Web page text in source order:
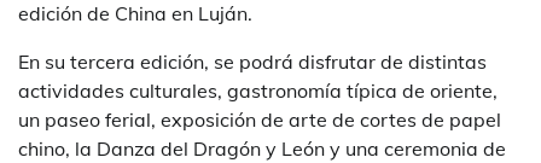
edición de China en Luján.
En su tercera edición, se podrá disfrutar de distintas
actividades culturales, gastronomía típica de oriente,
un paseo ferial, exposición de arte de cortes de papel
chino, la Danza del Dragón y León y una ceremonia de